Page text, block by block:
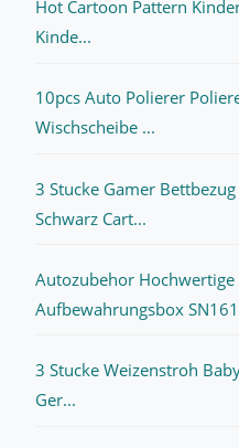
Hot Cartoon Pattern
Kinde...
10pcs Auto Polierer
Wischscheibe ...
3 Stucke Gamer
Schwarz Cart...
Autozubehor
Aufbewahrungsbox
3 Stucke Weizenstroh
Ger...